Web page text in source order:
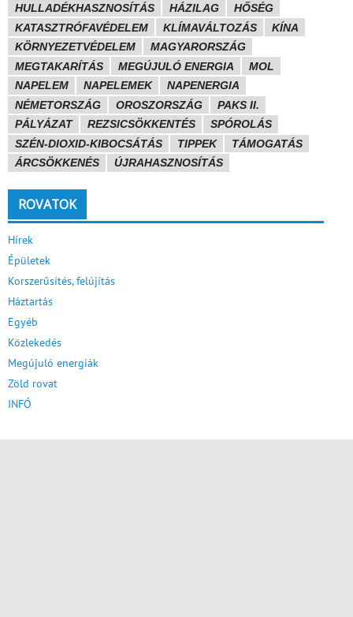
HULLADÉKHASZNOSÍTÁS
HÁZILAG
HŐSÉG
KATASZTRÓFAVÉDELEM
KLÍMAVÁLTOZÁS
KÍNA
KÖRNYEZETVÉDELEM
MAGYARORSZÁG
MEGTAKARÍTÁS
MEGÚJULÓ ENERGIA
MOL
NAPELEM
NAPELEMEK
NAPENERGIA
NÉMETORSZÁG
OROSZORSZÁG
PAKS II.
PÁLYÁZAT
REZSICSÖKKENTÉS
SPÓROLÁS
SZÉN-DIOXID-KIBOCSÁTÁS
TIPPEK
TÁMOGATÁS
ÁRCSÖKKENÉS
ÚJRAHASZNOSÍTÁS
ROVATOK
Hírek
Épületek
Korszerűsítés, felújítás
Háztartás
Egyéb
Közlekedés
Megújuló energiák
Zöld rovat
INFÓ